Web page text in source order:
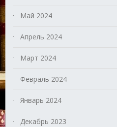
Май 2024
Апрель 2024
Март 2024
Февраль 2024
Январь 2024
Декабрь 2023